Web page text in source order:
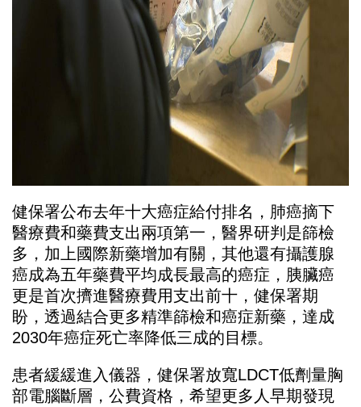
健保署公布去年十大癌症給付排名，肺癌摘下
醫療費和藥費支出兩項第一，醫界研判是篩檢
多，加上國際新藥增加有關，其他還有攝護腺
癌成為五年藥費平均成長最高的癌症，胰臟癌
更是首次擠進醫療費用支出前十，健保署期
盼，透過結合更多精準篩檢和癌症新藥，達成
2030年癌症死亡率降低三成的目標。
患者緩緩進入儀器，健保署放寬LDCT低劑量胸
部電腦斷層，公費資格，希望更多人早期發現